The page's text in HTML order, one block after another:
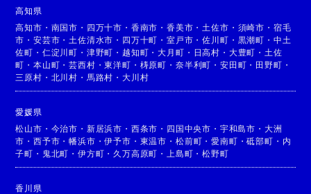
高知県
高知市 ・ 南国市 ・ 四万十市 ・ 香南市 ・香美市 ・ 土佐市 ・ 須崎市 ・ 宿毛
市 ・安芸市 ・ 土佐清水市 ・ 四万十町 ・室戸市 ・佐川町 ・ 黒潮町 ・ 中土
佐町 ・ 仁淀川町 ・ 津野町 ・ 越知町 ・大月町 ・ 日高村 ・ 大豊町 ・ 土佐
町 ・本山町 ・芸西村 ・東洋町 ・ 梼原町 ・ 奈半利町 ・ 安田町 ・ 田野町 ・
三原村 ・ 北川村 ・ 馬路村 ・大川村
愛媛県
松山市 ・ 今治市 ・ 新居浜市 ・ 西条市 ・ 四国中央市 ・ 宇和島市 ・ 大洲
市 ・西予市 ・幡浜市 ・伊予市 ・ 東温市 ・ 松前町 ・愛南町 ・砥部町 ・ 内
子町 ・ 鬼北町 ・伊方町 ・ 久万高原町 ・ 上島町 ・松野町
香川県